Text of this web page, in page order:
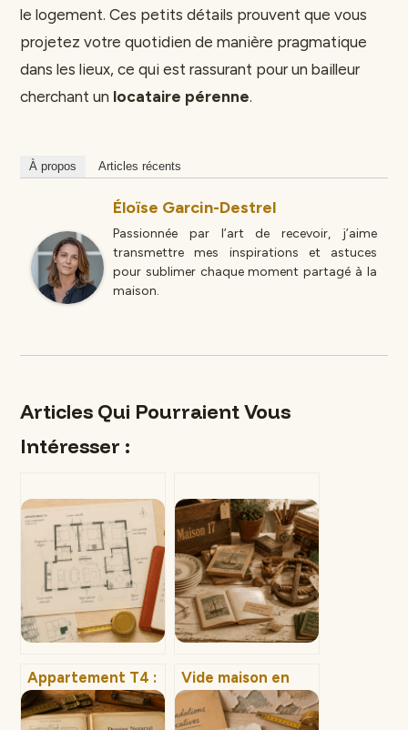
le logement. Ces petits détails prouvent que vous
projetez votre quotidien de manière pragmatique
dans les lieux, ce qui est rassurant pour un bailleur
cherchant un locataire pérenne.
À propos Articles récents
Éloïse Garcin-Destrel
Passionnée par l’art de recevoir, j’aime
transmettre mes inspirations et astuces
pour sublimer chaque moment partagé à la
maison.
Articles Qui Pourraient Vous
Intéresser :
Appartement T4 :
le choix
stratégique entre
Vide maison en
Charente-
Maritime : 15 000